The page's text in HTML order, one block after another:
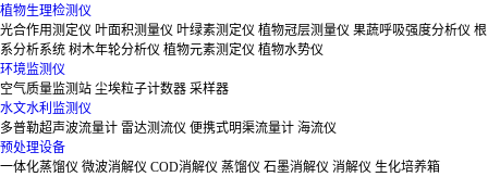
植物生理检测仪
光合作用测定仪 叶面积测量仪 叶绿素测定仪 植物冠层测量仪 果蔬呼吸强度分析仪 根
系分析系统 树木年轮分析仪 植物元素测定仪 植物水势仪
环境监测仪
空气质量监测站 尘埃粒子计数器 采样器
水文水利监测仪
多普勒超声波流量计 雷达测流仪 便携式明渠流量计 海流仪
预处理设备
一体化蒸馏仪 微波消解仪 COD消解仪 蒸馏仪 石墨消解仪 消解仪 生化培养箱